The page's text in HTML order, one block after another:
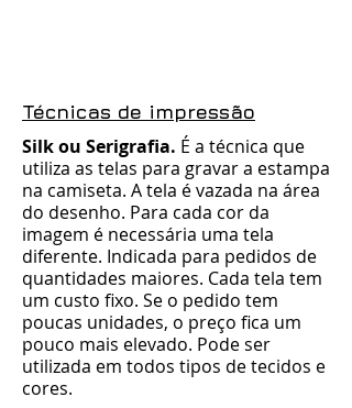
Técnicas de impressão
Silk ou Serigrafia. É a técnica que
utiliza as telas para gravar a estampa
na camiseta. A tela é vazada na área
do desenho. Para cada cor da
imagem é necessária uma tela
diferente. Indicada para pedidos de
quantidades maiores. Cada tela tem
um custo fixo. Se o pedido tem
poucas unidades, o preço fica um
pouco mais elevado. Pode ser
utilizada em todos tipos de tecidos e
cores.